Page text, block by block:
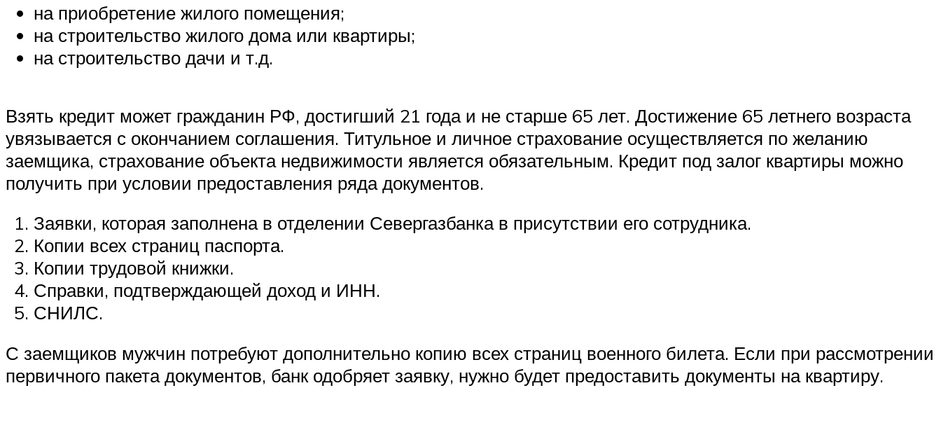
на приобретение жилого помещения;
на строительство жилого дома или квартиры;
на строительство дачи и т.д.
Взять кредит может гражданин РФ, достигший 21 года и не старше 65 лет. Достижение 65 летнего возраста
увязывается с окончанием соглашения. Титульное и личное страхование осуществляется по желанию
заемщика, страхование объекта недвижимости является обязательным. Кредит под залог квартиры можно
получить при условии предоставления ряда документов.
Заявки, которая заполнена в отделении Севергазбанка в присутствии его сотрудника.
Копии всех страниц паспорта.
Копии трудовой книжки.
Справки, подтверждающей доход и ИНН.
СНИЛС.
С заемщиков мужчин потребуют дополнительно копию всех страниц военного билета. Если при рассмотрении
первичного пакета документов, банк одобряет заявку, нужно будет предоставить документы на квартиру.